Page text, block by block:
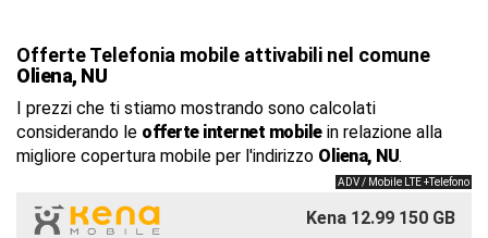
Offerte Telefonia mobile attivabili nel comune
Oliena, NU
I prezzi che ti stiamo mostrando sono calcolati
considerando le offerte internet mobilein relazione alla
migliore copertura mobile per l'indirizzo Oliena, NU.
ADV / Mobile LTE +Telefono
Kena 12.99 150 GB